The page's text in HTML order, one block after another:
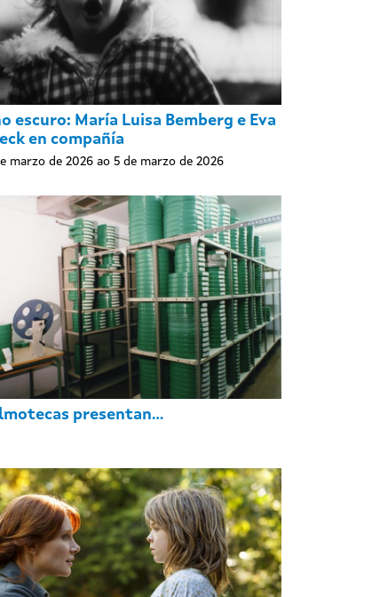
escuro: María Luisa Bemberg e Eva
en compañía
marzo de 2026 ao 5 de marzo de 2026
presentan...